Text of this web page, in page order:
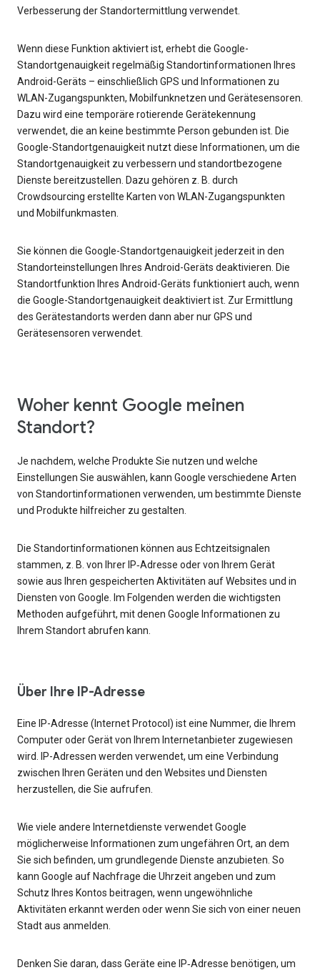
Verbesserung der Standortermittlung verwendet.
Wenn diese Funktion aktiviert ist, erhebt die Google-
Standortgenauigkeit regelmäßig Standortinformationen Ihres
Android-Geräts – einschließlich GPS und Informationen zu
WLAN-Zugangspunkten, Mobilfunknetzen und Gerätesensoren.
Dazu wird eine temporäre rotierende Gerätekennung
verwendet, die an keine bestimmte Person gebunden ist. Die
Google-Standortgenauigkeit nutzt diese Informationen, um die
Standortgenauigkeit zu verbessern und standortbezogene
Dienste bereitzustellen. Dazu gehören z. B. durch
Crowdsourcing erstellte Karten von WLAN-Zugangspunkten
und Mobilfunkmasten.
Sie können die Google-Standortgenauigkeit jederzeit in den
Standorteinstellungen Ihres Android-Geräts deaktivieren. Die
Standortfunktion Ihres Android-Geräts funktioniert auch, wenn
die Google-Standortgenauigkeit deaktiviert ist. Zur Ermittlung
des Gerätestandorts werden dann aber nur GPS und
Gerätesensoren verwendet.
Woher kennt Google meinen
Standort?
Je nachdem, welche Produkte Sie nutzen und welche
Einstellungen Sie auswählen, kann Google verschiedene Arten
von Standortinformationen verwenden, um bestimmte Dienste
und Produkte hilfreicher zu gestalten.
Die Standortinformationen können aus Echtzeitsignalen
stammen, z. B. von Ihrer IP‑Adresse oder von Ihrem Gerät
sowie aus Ihren gespeicherten Aktivitäten auf Websites und in
Diensten von Google. Im Folgenden werden die wichtigsten
Methoden aufgeführt, mit denen Google Informationen zu
Ihrem Standort abrufen kann.
Über Ihre IP-Adresse
Eine IP-Adresse (Internet Protocol) ist eine Nummer, die Ihrem
Computer oder Gerät von Ihrem Internetanbieter zugewiesen
wird. IP-Adressen werden verwendet, um eine Verbindung
zwischen Ihren Geräten und den Websites und Diensten
herzustellen, die Sie aufrufen.
Wie viele andere Internetdienste verwendet Google
möglicherweise Informationen zum ungefähren Ort, an dem
Sie sich befinden, um grundlegende Dienste anzubieten. So
kann Google auf Nachfrage die Uhrzeit angeben und zum
Schutz Ihres Kontos beitragen, wenn ungewöhnliche
Aktivitäten erkannt werden oder wenn Sie sich von einer neuen
Stadt aus anmelden.
Denken Sie daran, dass Geräte eine IP‑Adresse benötigen, um